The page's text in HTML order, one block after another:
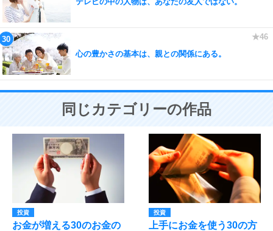
心の豊かさの基本は、親との関係にある。
同じカテゴリーの作品
投資
お金が増える30のお金の
投資
上手にお金を使う30の方